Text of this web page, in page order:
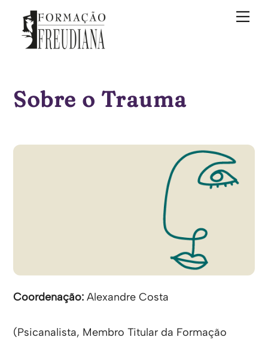
content
Sobre o Trauma
Coordenação: Alexandre Costa
(Psicanalista, Membro Titular da Formação